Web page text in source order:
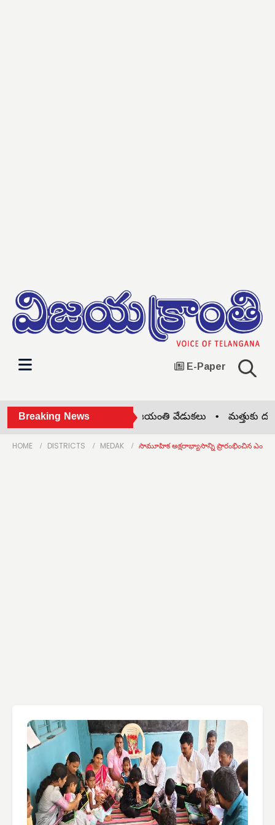
E-Paper
Breaking News
ఘనంగా ప్రొఫెసర్ జయశంకర్ జయంతి వేడుకలు • మత్తుకు
HOME DISTRICTS MEDAK సామూహిక అక్షరాభ్యాసాన్ని ప్రారంభించిన